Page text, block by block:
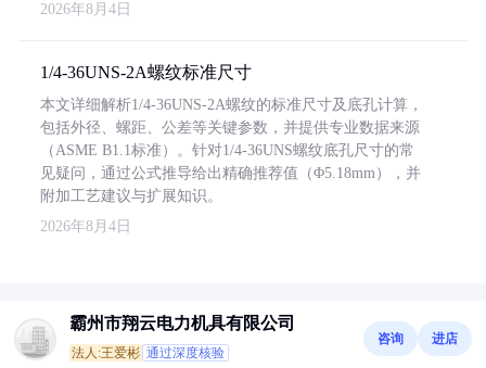
2026年8月4日
1/4-36UNS-2A螺纹标准尺寸
本文详细解析1/4-36UNS-2A螺纹的标准尺寸及底孔计算，
包括外径、螺距、公差等关键参数，并提供专业数据来源
（ASME B1.1标准）。针对1/4-36UNS螺纹底孔尺寸的常
见疑问，通过公式推导给出精确推荐值（Φ5.18mm），并
附加工艺建议与扩展知识。
2026年8月4日
霸州市翔云电力机具有限公司
法人:王爱彬 通过深度核验
咨询 进店